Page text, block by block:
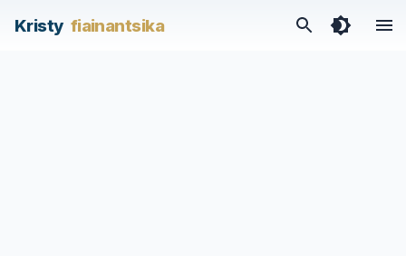
Kristy fiainantsika